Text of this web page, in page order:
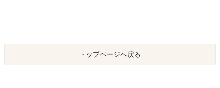
トップページへ戻る